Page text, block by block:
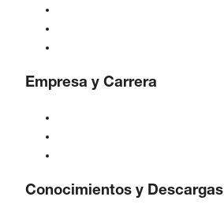
Empresa y Carrera
Conocimientos y Descargas